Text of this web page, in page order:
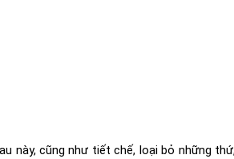
này, cũng như tiết chế, loại bỏ những